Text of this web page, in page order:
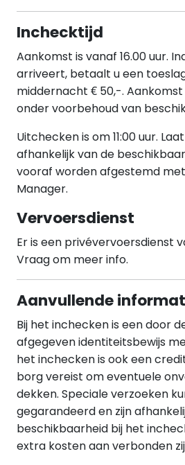
Inchecktijd
Aankomst is vanaf 16.00 uur.
arriveert, betaalt u een
middernacht € 50,-. Aankomst
onder voorbehoud van
Uitchecken is om 11:00 uur.
afhankelijk van de
vooraf worden afgestemd
Manager.
Vervoersdienst
Er is een privévervoersdienst
Vraag om meer info.
Aanvullende
Bij het inchecken is een door
afgegeven identiteitsbewijs
het inchecken is ook een
borg vereist om eventuele
dekken. Speciale verzoeken
gegarandeerd en zijn
beschikbaarheid bij het
extra kosten aan verbonden